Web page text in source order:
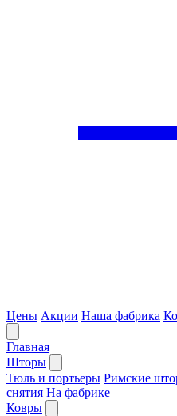
Цены Акции Наша фабрика
Главная
Шторы
Тюль и портьеры Римские
снятия На фабрике
Ковры